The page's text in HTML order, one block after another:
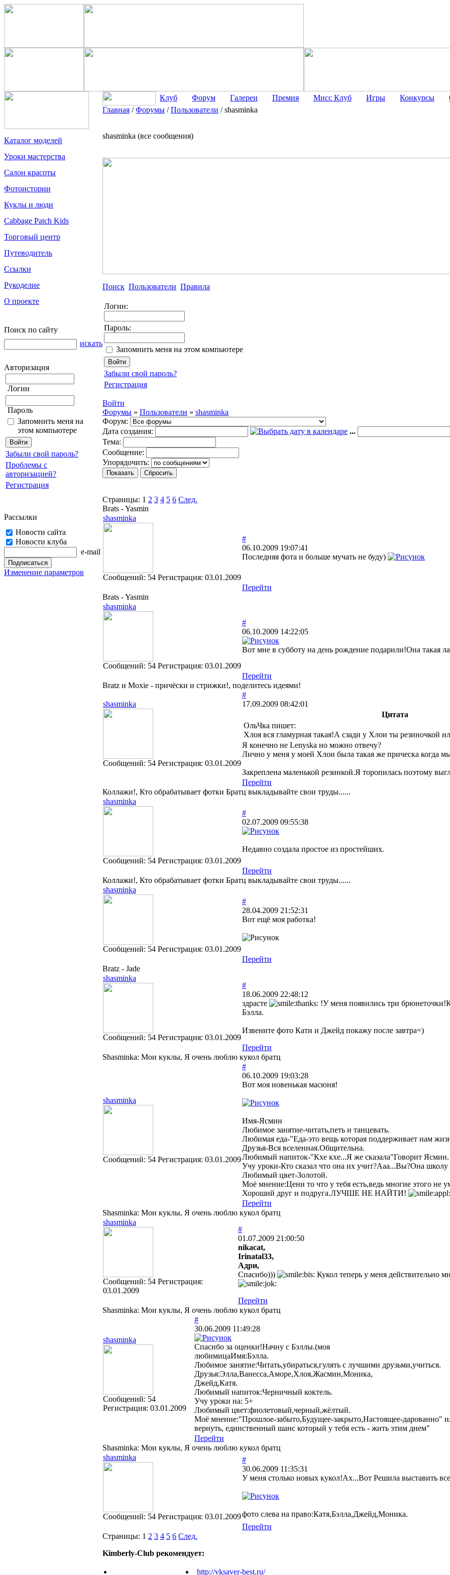
Каталог моделей
Уроки мастерства
Салон красоты
Фотоистории
Куклы и люди
Cabbage Patch Kids
Торговый центр
Путеводитель
Ссылки
Рукоделие
О проекте
Поиск по сайту
искать
Авторизация
Логин
Пароль
Запомнить меня на
этом компьютере
Забыли свой пароль?
Проблемы с
авторизацией?
Регистрация
Рассылки
Новости сайта
Новости клуба
e-mail
Изменение параметров
Клуб Форум Галереи Премия Мисс Клуб Игры Конкурсы
Главная /Форумы /Пользователи /shasminka
shasminka (все сообщения)
Поиск Пользователи Правила
Логин:
Пароль:
Запомнить меня на этом компьютере
Забыли свой пароль?
Регистрация
Войти
Форумы » Пользователи » shasminka
Форум:
Дата создания:
...
Тема:
Cooбщение:
Упорядочить:
Страницы: 1 2 3 4 5 6 След.
Brats - Yasmin
shasminka
Cообщений: 54 Регистрация: 03.01.2009
#
06.10.2009 19:07:41
Последняя фота и больше мучать не буду)
Перейти
Brats - Yasmin
shasminka
Cообщений: 54 Регистрация: 03.01.2009
#
06.10.2009 14:22:05
Вот мне в субботу на день рождение подарили!Она такая
Перейти
Bratz и Moxie - причёски и стрижки!, поделитесь идеями!
shasminka
Cообщений: 54 Регистрация: 03.01.2009
#
17.09.2009 08:42:01
Цитата
ОльЧка пишет:
Хлоя вся гламурная такая!А сзади у Хлои ты резиночкой
Я конечно не Lenyska но можно отвечу?
Лично у меня у моей Хлои была такая же прическа когда
Закреплена маленькой резинкой.Я торопилась поэтому
Перейти
Коллажи!, Кто обрабатывает фотки Братц выкладывайте свои труды......
shasminka
Cообщений: 54 Регистрация: 03.01.2009
#
02.07.2009 09:55:38
Недавно создала простое из простейших.
Перейти
Коллажи!, Кто обрабатывает фотки Братц выкладывайте свои труды......
shasminka
Cообщений: 54 Регистрация: 03.01.2009
#
28.04.2009 21:52:31
Вот ещё моя работка!
Перейти
Bratz - Jade
shasminka
Cообщений: 54 Регистрация: 03.01.2009
#
18.06.2009 22:48:12
здрасте
!У меня появились три
Бэлла.
Извените фото Кати и Джейд покажу после завтра=)
Перейти
Shasminka: Мои куклы, Я очень люблю кукол братц
shasminka
Cообщений: 54 Регистрация: 03.01.2009
#
06.10.2009 19:03:28
Вот моя новенькая масюня!
Имя-Ясмин
Любимое занятие-читать,петь и танцевать.
Любимая еда-"Еда-это вещь которая поддерживает нам
Друзья-Вся вселенная.Общительна.
Любимый напиток-"Кхе кхе...Я же сказала"Говорит Ясмин.
Учу уроки-Кто сказал что она их учит?Ааа...Вы?Она школу
Любимый цвет-Золотой.
Моё мнение:Цени то что у тебя есть,ведь многие этого
Хороший друг и подруга.ЛУЧШЕ НЕ НАЙТИ!
Перейти
Shasminka: Мои куклы, Я очень люблю кукол братц
shasminka
Cообщений: 54 Регистрация:
03.01.2009
#
01.07.2009 21:00:50
nikacat,
Irinatal33,
Адри,
Спасибо)))
Кукол теперь у меня действительно
Перейти
Shasminka: Мои куклы, Я очень люблю кукол братц
shasminka
Cообщений: 54
Регистрация: 03.01.2009
#
30.06.2009 11:49:28
Спасибо за оценки!Начну с Бэллы.(моя
любимицаИмя:Бэлла.
Любимое занятие:Читать,убираться,гулять с лучшими друзьми,учиться.
Друзья:Элла,Ванесса,Аморе,Хлоя,Жасмин,Моника,
Джейд,Катя.
Любимый напиток:Черничный коктель.
Учу уроки на: 5+
Любимый цвет:фиолетовый,черный,жёлтый.
Моё мнение:"Прошлое-забыто,Будущее-закрыто,Настоящее-дарованно"
вернуть, единственный шанс который у тебя есть - жить этим днем"
Перейти
Shasminka: Мои куклы, Я очень люблю кукол братц
shasminka
Cообщений: 54 Регистрация: 03.01.2009
#
30.06.2009 11:35:31
У меня столько новых кукол!Ах...Вот Решила выставить
фото слева на право:Катя,Бэлла,Джейд,Моника.
Перейти
Страницы: 1 2 3 4 5 6 След.
Kimberly-Club рекомендует:
http://vksaver-best.ru/